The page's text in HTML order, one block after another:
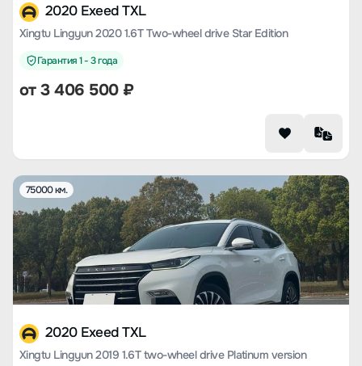
2020 Exeed TXL
Xingtu Lingyun 2020 1.6T Two-wheel drive Star Edition
Гарантия 1 - 3 года
от3 406 500₽
75000 км.
2020 Exeed TXL
Xingtu Lingyun 2019 1.6T two-wheel drive Platinum version